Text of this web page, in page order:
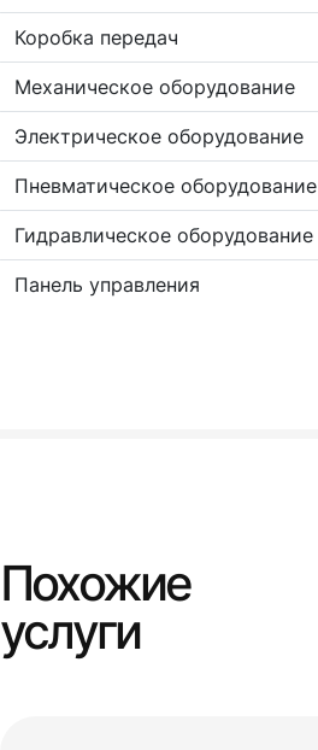
Коробка передач
Механическое оборудование
Электрическое оборудование
Пневматическое оборудование
Гидравлическое оборудование
Панель управления
Похожие
услуги